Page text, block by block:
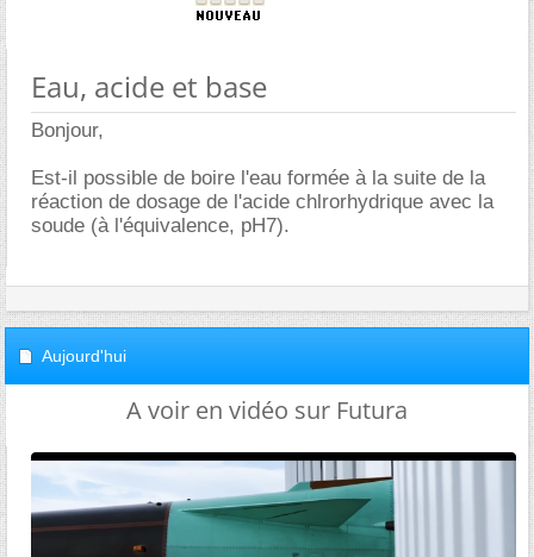
Eau, acide et base
Bonjour,
Est-il possible de boire l'eau formée à la suite de la
réaction de dosage de l'acide chlrorhydrique avec la
soude (à l'équivalence, pH7).
Aujourd'hui
A voir en vidéo sur Futura